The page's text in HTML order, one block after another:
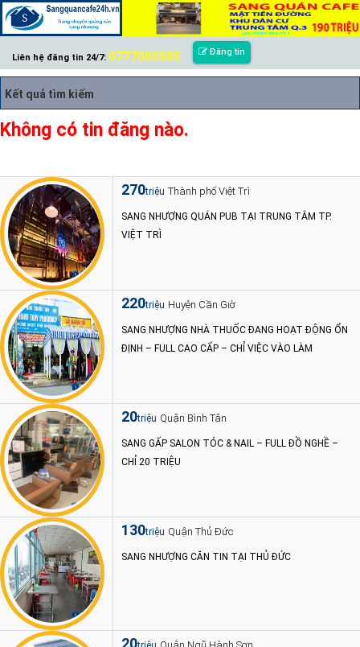
Liên hệ đăng tin 24/7: 0777085085 Đăng tin
Kết quả tìm kiếm
Không có tin đăng nào.
270triệu Thành phố Việt Trì
SANG NHƯỢNG QUÁN PUB TẠI TRUNG TÂM TP.
VIỆT TRÌ
220triệu Huyện Cần Giờ
SANG NHƯỢNG NHÀ THUỐC ĐANG HOẠT ĐỘNG ỔN
ĐỊNH – FULL CAO CẤP – CHỈ VIỆC VÀO LÀM
20triệu Quận Bình Tân
SANG GẤP SALON TÓC & NAIL – FULL ĐỒ NGHỀ –
CHỈ 20 TRIỆU
130triệu Quận Thủ Đức
SANG NHƯỢNG CĂN TIN TẠI THỦ ĐỨC
20